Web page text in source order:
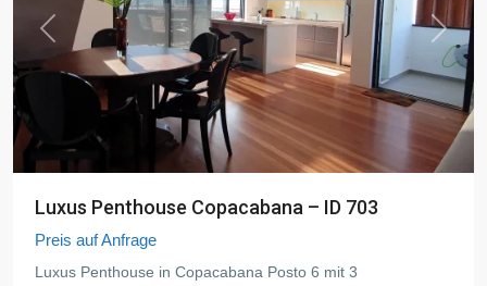
Previous Next
Luxus Penthouse Copacabana – ID 703
Preis auf Anfrage
Luxus Penthouse in Copacabana Posto 6 mit 3